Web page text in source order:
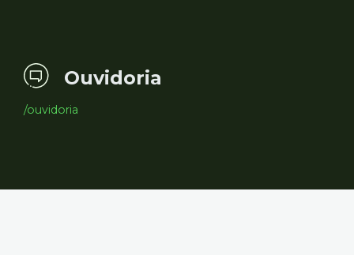
Ouvidoria
/ouvidoria